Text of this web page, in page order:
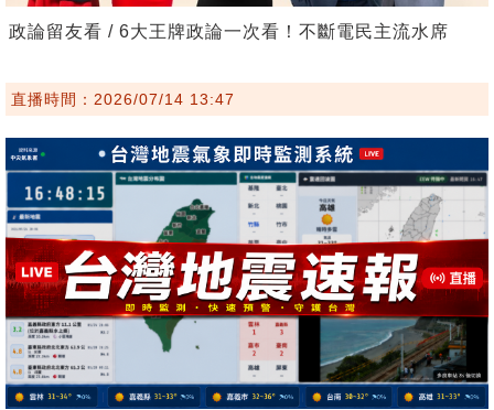
政論留友看 / 6大王牌政論一次看！不斷電民主流水席
直播時間：2026/07/14 13:47